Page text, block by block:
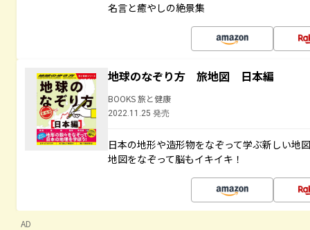
名言と癒やしの絶景集
地球のなぞり方 旅地図 日本編
BOOKS 旅と健康
2022.11.25 発売
日本の地形や造形物をなぞって学ぶ新しい地
地図をなぞって脳もイキイキ！
AD